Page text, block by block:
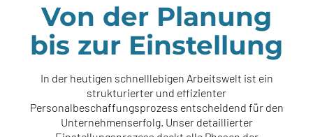
Von der Planung
bis zur Einstellung
In der heutigen schnelllebigen Arbeitswelt ist ein
strukturierter und effizienter
Personalbeschaffungsprozess entscheidend für den
Unternehmenserfolg. Unser detaillierter